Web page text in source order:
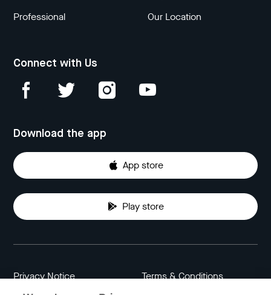
Professional
Our Location
Connect with Us
Download the app
App store
Play store
Privacy Notice Terms & Conditions